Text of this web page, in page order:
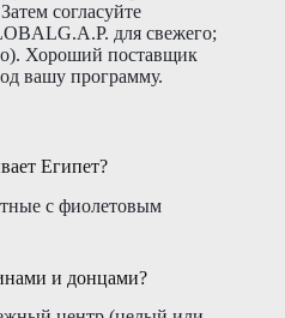
согласуйте
для свежего;
Хороший поставщик
вашу программу.
Египет?
с фиолетовым
и донцами?